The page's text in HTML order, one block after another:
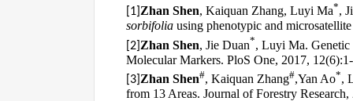
[1] Zhan Shen, Kaiquan Zhang, Luyi Ma*,
sorbifolia using phenotypic and
[2] Zhan Shen, Jie Duan*, Luyi Ma.
Molecular Markers. PloS One, 2017,
[3] Zhan Shen#, Kaiquan Zhang#,Yan Ao*,
from 13 Areas. Journal of Forestry